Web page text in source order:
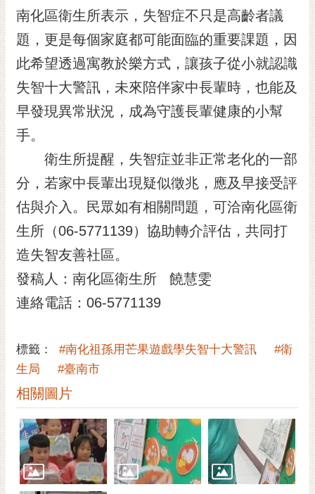
桐
花
祭
網
站
導
覽
RSS
訂
閱
電
子
報
市
箱
English
日
本
語
隱
私
南化區衛生所表示，失智症不只是高齡者議
題，更是每個家庭都可能面臨的重要課題，因
此希望透過寓教於樂方式，讓孩子從小就認識
失智十大警訊，未來陪伴家中長輩時，也能及
早發現異常狀況，成為守護長輩健康的小幫
手。
衛生所提醒，失智症並非正常老化的一部
分，若家中長輩出現疑似徵兆，應及早接受評
估與介入。民眾如有相關問題，可洽南化區衛
生所（06-5771139）協助轉介評估，共同打
造失智友善社區。
發稿人：南化區衛生所 饒慧雯
連絡電話：06-5771139
標籤： #南化祖孫用芒果遊戲學失智十大警訊
#衛
生局
#臺南市
相關圖片